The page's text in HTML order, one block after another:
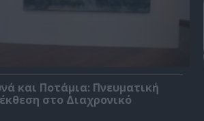
και Ποτάμια: Πνευματική
στο Διαχρονικό